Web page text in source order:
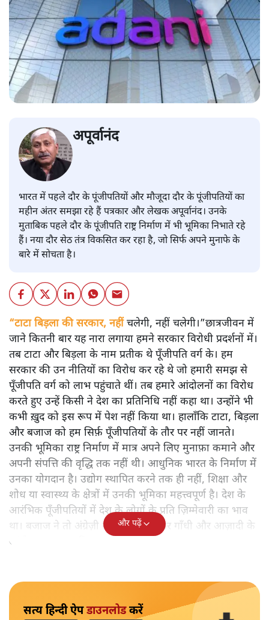
अपूर्वानंद
भारत में पहले दौर के पूंजीपतियों और मौजूदा दौर के पूंजीपतियों का
महीन अंतर समझा रहे हैं पत्रकार और लेखक अपूर्वानंद। उनके
मुताबिक पहले दौर के पूंजीपति राष्ट्र निर्माण में भी भूमिका निभाते रहे
हैं। नया दौर सेठ तंत्र विकसित कर रहा है, जो सिर्फ अपने मुनाफे के
बारे में सोचता है।
“टाटा बिड़ला की सरकार, नहींचलेगी, नहीं चलेगी।”छात्रजीवन में
जाने कितनी बार यह नारा लगाया हमने सरकार विरोधी प्रदर्शनों में।
तब टाटा और बिड़ला के नाम प्रतीक थे पूँजीपति वर्ग के। हम
सरकार की उन नीतियों का विरोध कर रहे थे जो हमारी समझ से
पूँजीपति वर्ग को लाभ पहुंचाते थीं। तब हमारे आंदोलनों का विरोध
करते हुए उन्हें किसी ने देश का प्रतिनिधि नहीं कहा था। उन्होंने भी
कभी ख़ुद को इस रूप में पेश नहीं किया था। हालाँकि टाटा, बिड़ला
और बजाज को हम सिर्फ़ पूँजीपतियों के तौर पर नहीं जानते।
उनकी भूमिका राष्ट्र निर्माण में मात्र अपने लिए मुनाफ़ा कमाने और
अपनी संपत्ति की वृद्धि तक नहीं थी। आधुनिक भारत के निर्माण में
उनका योगदान है। उद्योग स्थापित करने तक ही नहीं, शिक्षा और
शोध या स्वास्थ्य के क्षेत्रों में उनकी भूमिका महत्त्वपूर्ण है। देश के
आरंभिक पूँजीपतियों में देश के लोगों के प्रति ज़िम्मेवारी का भाव
था। बजाज ने तो अंग्रेज़ी राज में भी खुलकर गाँधी और आज़ादी के
आंदोलन का साथ दिया।
और पढ़ें
सत्य हिन्दी ऐपडाउनलोडकरें